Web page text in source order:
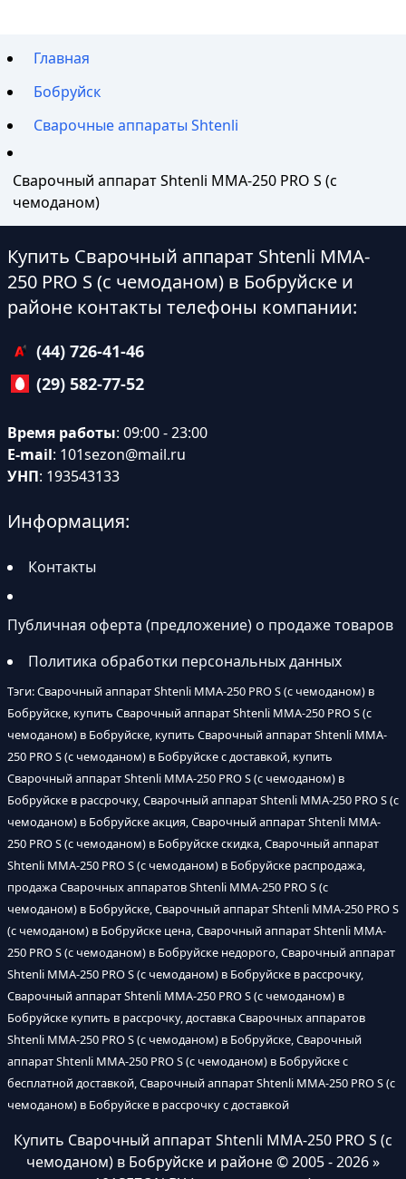
Главная
Бобруйск
Сварочные аппараты Shtenli
Сварочный аппарат Shtenli MMA-250 PRO S (с
чемоданом)
Купить Сварочный аппарат Shtenli MMA-
250 PRO S (с чемоданом) в Бобруйске и
районе контакты телефоны компании:
(44) 726-41-46
(29) 582-77-52
Время работы: 09:00 - 23:00
E-mail: 101sezon@mail.ru
УНП: 193543133
Информация:
Контакты
Публичная оферта (предложение) о продаже товаров
Политика обработки персональных данных
Тэги: Сварочный аппарат Shtenli MMA-250 PRO S (с чемоданом) в
Бобруйске, купить Сварочный аппарат Shtenli MMA-250 PRO S (с
чемоданом) в Бобруйске, купить Сварочный аппарат Shtenli MMA-
250 PRO S (с чемоданом) в Бобруйске с доставкой, купить
Сварочный аппарат Shtenli MMA-250 PRO S (с чемоданом) в
Бобруйске в рассрочку, Сварочный аппарат Shtenli MMA-250 PRO S (с
чемоданом) в Бобруйске акция, Сварочный аппарат Shtenli MMA-
250 PRO S (с чемоданом) в Бобруйске скидка, Сварочный аппарат
Shtenli MMA-250 PRO S (с чемоданом) в Бобруйске распродажа,
продажа Сварочных аппаратов Shtenli MMA-250 PRO S (с
чемоданом) в Бобруйске, Сварочный аппарат Shtenli MMA-250 PRO S
(с чемоданом) в Бобруйске цена, Сварочный аппарат Shtenli MMA-
250 PRO S (с чемоданом) в Бобруйске недорого, Сварочный аппарат
Shtenli MMA-250 PRO S (с чемоданом) в Бобруйске в рассрочку,
Сварочный аппарат Shtenli MMA-250 PRO S (с чемоданом) в
Бобруйске купить в рассрочку, доставка Сварочных аппаратов
Shtenli MMA-250 PRO S (с чемоданом) в Бобруйске, Сварочный
аппарат Shtenli MMA-250 PRO S (с чемоданом) в Бобруйске с
бесплатной доставкой, Сварочный аппарат Shtenli MMA-250 PRO S (с
чемоданом) в Бобруйске в рассрочку с доставкой
Купить Сварочный аппарат Shtenli MMA-250 PRO S (с
чемоданом) в Бобруйске и районе© 2005 - 2026 »